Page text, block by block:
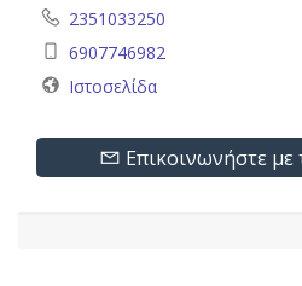
2351033250
6907746982
Ιστοσελίδα
Επικοινωνήστε με